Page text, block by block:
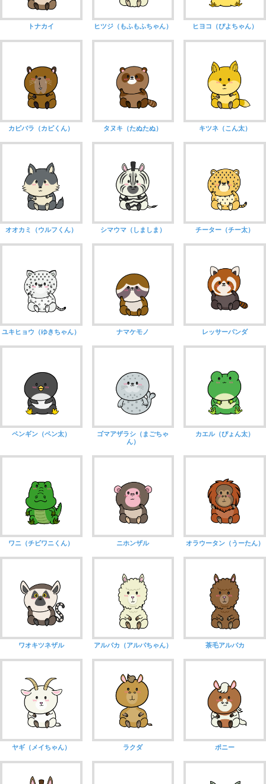
トナカイ ヒツジ（もふもふちゃん） ヒヨコ（ぴよちゃん）
カピバラ（カピくん） タヌキ（たぬたぬ） キツネ（こん太）
オオカミ（ウルフくん） シマウマ（しましま） チーター（チー太）
ユキヒョウ（ゆきちゃん） ナマケモノ レッサーパンダ
ペンギン（ペン太）
ゴマアザラシ（まごちゃ
ん）
カエル（ぴょん太）
ワニ（チビワニくん） ニホンザル オラウータン（うーたん）
ワオキツネザル アルパカ（アルパちゃん） 茶毛アルパカ
ヤギ（メイちゃん） ラクダ ポニー